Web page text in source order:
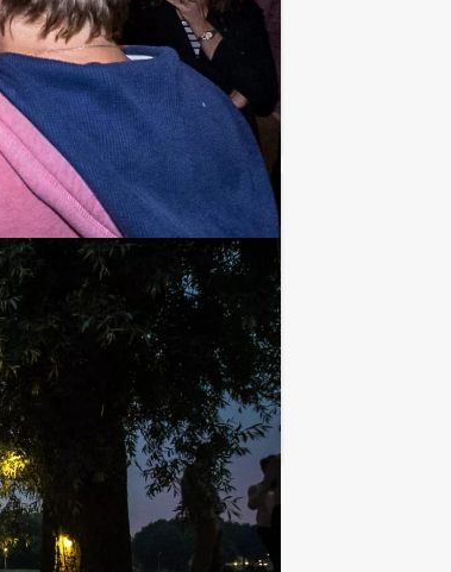
Favoriet
€ 62,50p.p. excl. BTW
plekjes uit de stad te zien
Favoriet